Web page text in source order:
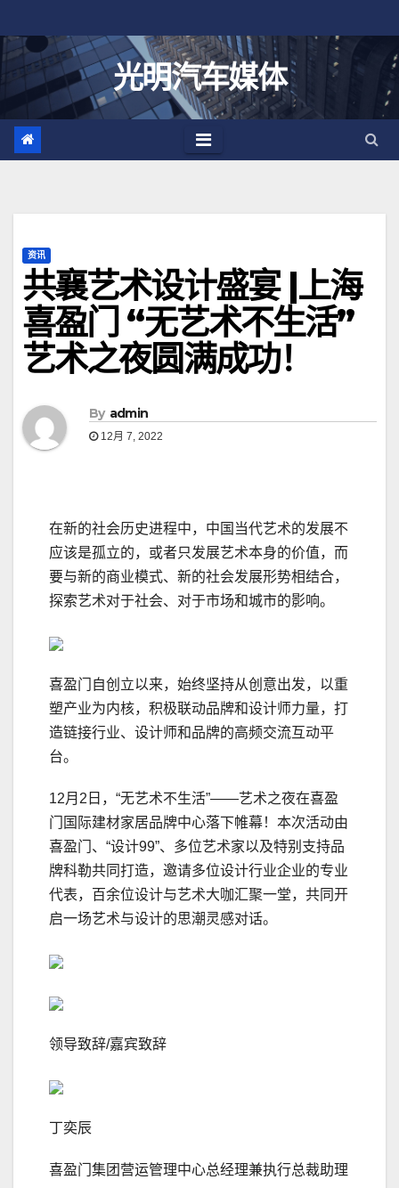
至
光明汽车媒体
资讯
共襄艺术设计盛宴 |上海
喜盈门 “无艺术不生活”
艺术之夜圆满成功！
By admin
12月 7, 2022
在新的社会历史进程中，中国当代艺术的发展不
应该是孤立的，或者只发展艺术本身的价值，而
要与新的商业模式、新的社会发展形势相结合，
探索艺术对于社会、对于市场和城市的影响。
喜盈门自创立以来，始终坚持从创意出发，以重
塑产业为内核，积极联动品牌和设计师力量，打
造链接行业、设计师和品牌的高频交流互动平
台。
12月2日，“无艺术不生活”——艺术之夜在喜盈
门国际建材家居品牌中心落下帷幕！本次活动由
喜盈门、“设计99”、多位艺术家以及特别支持品
牌科勒共同打造，邀请多位设计行业企业的专业
代表，百余位设计与艺术大咖汇聚一堂，共同开
启一场艺术与设计的思潮灵感对话。
领导致辞/嘉宾致辞
丁奕辰
喜盈门集团营运管理中心总经理兼执行总裁助理